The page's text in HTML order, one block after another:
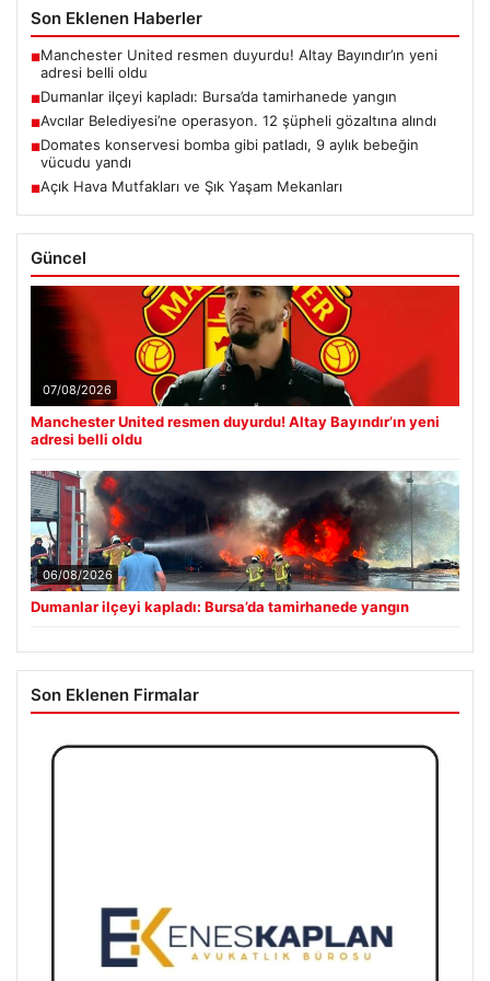
Son Eklenen Haberler
■Manchester United resmen duyurdu! Altay Bayındır’ın yeni
adresi belli oldu
■Dumanlar ilçeyi kapladı: Bursa’da tamirhanede yangın
■Avcılar Belediyesi’ne operasyon. 12 şüpheli gözaltına alındı
■Domates konservesi bomba gibi patladı, 9 aylık bebeğin
vücudu yandı
■Açık Hava Mutfakları ve Şık Yaşam Mekanları
Güncel
07/08/2026
Manchester United resmen duyurdu! Altay Bayındır’ın yeni
adresi belli oldu
06/08/2026
Dumanlar ilçeyi kapladı: Bursa’da tamirhanede yangın
Son Eklenen Firmalar